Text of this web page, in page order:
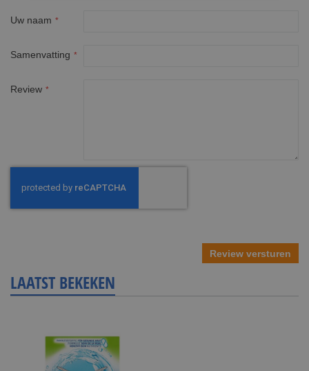
Uw naam
Samenvatting
Review
Review versturen
LAATST BEKEKEN